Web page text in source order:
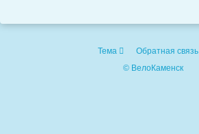
Тема
Обратная связь
© ВелоКаменск